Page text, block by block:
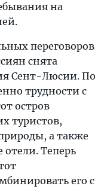
на
переговоров
снята
Сент-Люсии. По
трудности с
остров
туристов,
а также
Теперь
его с